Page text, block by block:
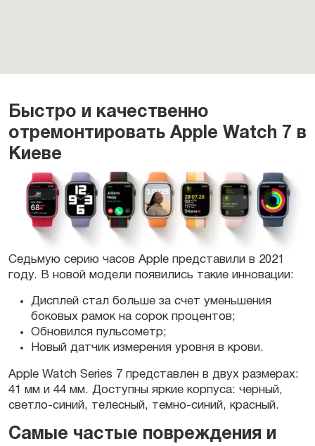
Быстро и качественно
отремонтировать Apple Watch 7 в
Киеве
Седьмую серию часов Apple представили в 2021
году. В новой модели появились такие инновации:
Дисплей стал больше за счет уменьшения
боковых рамок на сорок процентов;
Обновился пульсометр;
Новый датчик измерения уровня в крови.
Apple Watch Series 7 представлен в двух размерах:
41 мм и 44 мм. Доступны яркие корпуса: черный,
светло-синий, телесный, темно-синий, красный.
Самые частые повреждения и